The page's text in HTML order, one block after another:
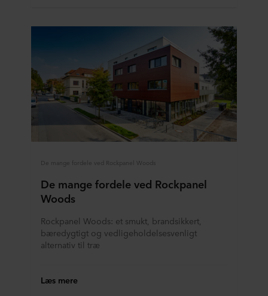
De mange fordele ved Rockpanel Woods
De mange fordele ved Rockpanel
Woods
Rockpanel Woods: et smukt, brandsikkert,
bæredygtigt og vedligeholdelsesvenligt
alternativ til træ
Læs mere